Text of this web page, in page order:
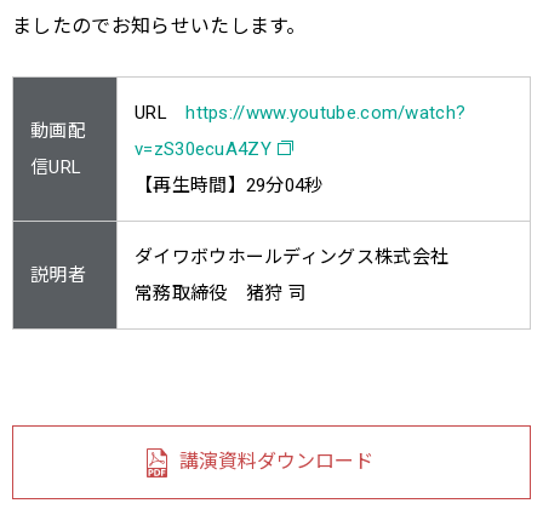
ましたのでお知らせいたします。
動画配
信URL
URLhttps://www.youtube.com/watch?
v=zS30ecuA4ZY
【再生時間】29分04秒
説明者
ダイワボウホールディングス株式会社
常務取締役 猪狩 司
講演資料ダウンロード